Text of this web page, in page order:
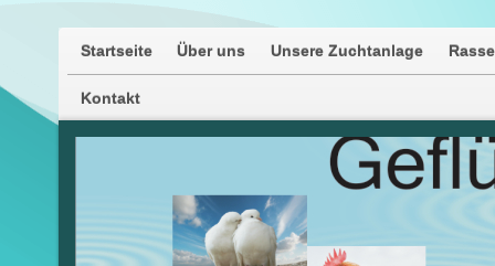
Startseite Über uns Unsere Zuchtanlage
Kontakt